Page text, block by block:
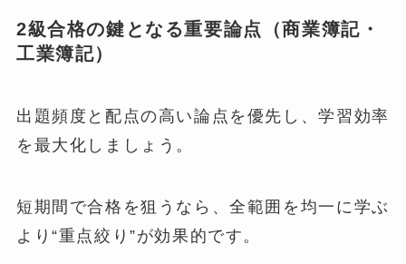
2級合格の鍵となる重要論点（商業簿記・
工業簿記）
出題頻度と配点の高い論点を優先し、学習効率
を最大化しましょう。
短期間で合格を狙うなら、全範囲を均一に学ぶ
より“重点絞り”が効果的です。